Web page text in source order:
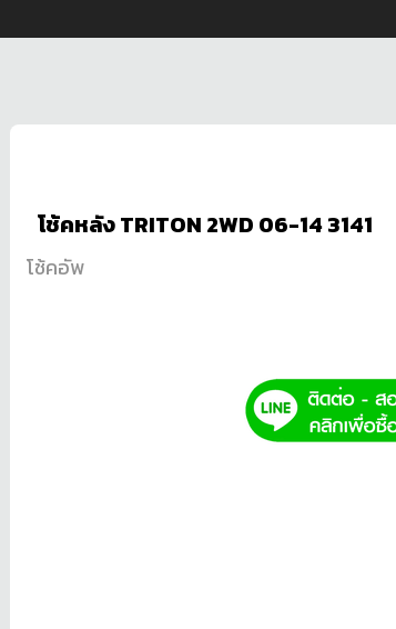
โช้คหลัง TRITON 2WD 06-14 3141
โช้คอัพ